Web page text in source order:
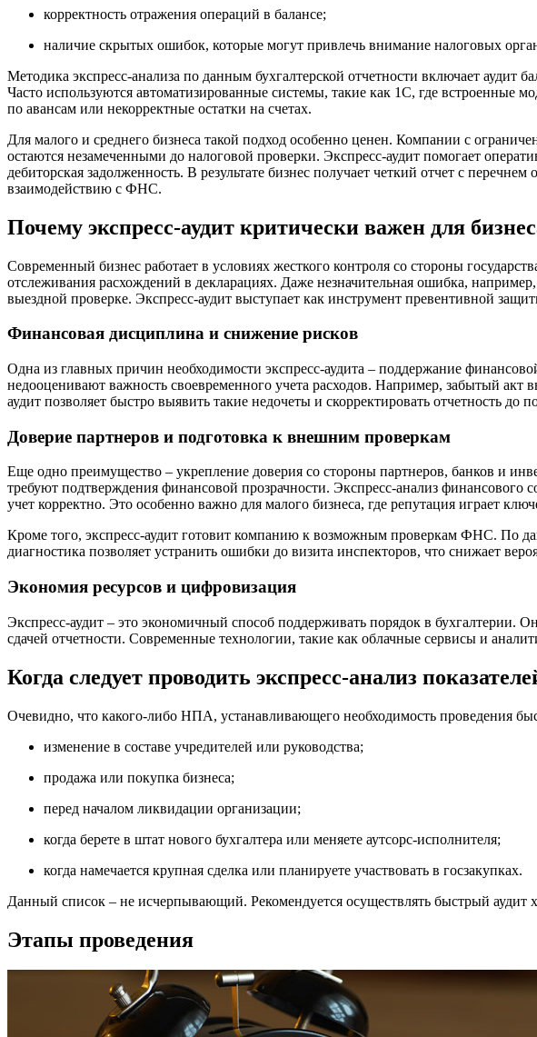
корректность отражения операций в балансе;
наличие скрытых ошибок, которые могут привлечь внимание налоговых
Методика экспресс-анализа по данным бухгалтерской отчетности включает аудит
Часто используются автоматизированные системы, такие как 1C, где
по авансам или некорректные остатки на счетах.
Для малого и среднего бизнеса такой подход особенно ценен. Компании с
остаются незамеченными до налоговой проверки. Экспресс-аудит помогает
дебиторская задолженность. В результате бизнес получает четкий отчет с
взаимодействию с ФНС.
Почему экспресс-аудит критически важен для
Современный бизнес работает в условиях жесткого контроля со стороны
отслеживания расхождений в декларациях. Даже незначительная ошибка,
выездной проверке. Экспресс-аудит выступает как инструмент превентивной
Финансовая дисциплина и снижение рисков
Одна из главных причин необходимости экспресс-аудита – поддержание
недооценивают важность своевременного учета расходов. Например, забытый акт
аудит позволяет быстро выявить такие недочеты и скорректировать отчетность до
Доверие партнеров и подготовка к внешним проверкам
Еще одно преимущество – укрепление доверия со стороны партнеров, банков и
требуют подтверждения финансовой прозрачности. Экспресс-анализ финансового
учет корректно. Это особенно важно для малого бизнеса, где репутация играет
Кроме того, экспресс-аудит готовит компанию к возможным проверкам ФНС. По
диагностика позволяет устранить ошибки до визита инспекторов, что снижает
Экономия ресурсов и цифровизация
Экспресс-аудит – это экономичный способ поддерживать порядок в бухгалтерии.
сдачей отчетности. Современные технологии, такие как облачные сервисы и
Когда следует проводить экспресс-анализ
Очевидно, что какого-либо НПА, устанавливающего необходимость проведения
изменение в составе учредителей или руководства;
продажа или покупка бизнеса;
перед началом ликвидации организации;
когда берете в штат нового бухгалтера или меняете аутсорс-исполнителя;
когда намечается крупная сделка или планируете участвовать в госзакупках.
Данный список – не исчерпывающий. Рекомендуется осуществлять быстрый аудит
Этапы проведения